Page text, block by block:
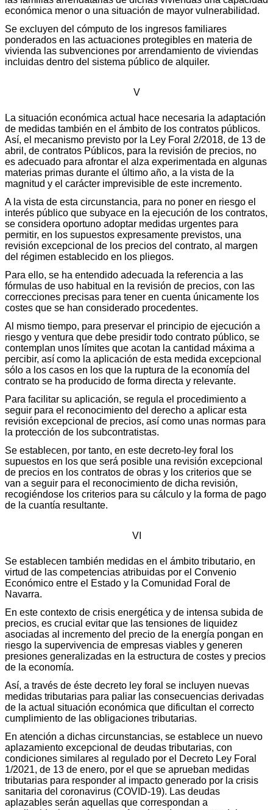
económica menor o una situación de mayor vulnerabilidad.
Se excluyen del cómputo de los ingresos familiares
ponderados en las actuaciones protegibles en materia de
vivienda las subvenciones por arrendamiento de viviendas
incluidas dentro del sistema público de alquiler.
V
La situación económica actual hace necesaria la adaptación
de medidas también en el ámbito de los contratos públicos.
Así, el mecanismo previsto por la Ley Foral 2/2018, de 13 de
abril, de contratos Públicos, para la revisión de precios, no
es adecuado para afrontar el alza experimentada en algunas
materias primas durante el último año, a la vista de la
magnitud y el carácter imprevisible de este incremento.
A la vista de esta circunstancia, para no poner en riesgo el
interés público que subyace en la ejecución de los contratos,
se considera oportuno adoptar medidas urgentes para
permitir, en los supuestos expresamente previstos, una
revisión excepcional de los precios del contrato, al margen
del régimen establecido en los pliegos.
Para ello, se ha entendido adecuada la referencia a las
fórmulas de uso habitual en la revisión de precios, con las
correcciones precisas para tener en cuenta únicamente los
costes que se han considerado procedentes.
Al mismo tiempo, para preservar el principio de ejecución a
riesgo y ventura que debe presidir todo contrato público, se
contemplan unos límites que acotan la cantidad máxima a
percibir, así como la aplicación de esta medida excepcional
sólo a los casos en los que la ruptura de la economía del
contrato se ha producido de forma directa y relevante.
Para facilitar su aplicación, se regula el procedimiento a
seguir para el reconocimiento del derecho a aplicar esta
revisión excepcional de precios, así como unas normas para
la protección de los subcontratistas.
Se establecen, por tanto, en este decreto-ley foral los
supuestos en los que será posible una revisión excepcional
de precios en los contratos de obras y los criterios que se
van a seguir para el reconocimiento de dicha revisión,
recogiéndose los criterios para su cálculo y la forma de pago
de la cuantía resultante.
VI
Se establecen también medidas en el ámbito tributario, en
virtud de las competencias atribuidas por el Convenio
Económico entre el Estado y la Comunidad Foral de
Navarra.
En este contexto de crisis energética y de intensa subida de
precios, es crucial evitar que las tensiones de liquidez
asociadas al incremento del precio de la energía pongan en
riesgo la supervivencia de empresas viables y generen
presiones generalizadas en la estructura de costes y precios
de la economía.
Así, a través de éste decreto ley foral se incluyen nuevas
medidas tributarias para paliar las consecuencias derivadas
de la actual situación económica que dificultan el correcto
cumplimiento de las obligaciones tributarias.
En atención a dichas circunstancias, se establece un nuevo
aplazamiento excepcional de deudas tributarias, con
condiciones similares al regulado por el Decreto Ley Foral
1/2021, de 13 de enero, por el que se aprueban medidas
tributarias para responder al impacto generado por la crisis
sanitaria del coronavirus (COVID-19). Las deudas
aplazables serán aquellas que correspondan a